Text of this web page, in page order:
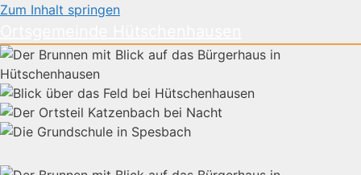
Zum Inhalt springen